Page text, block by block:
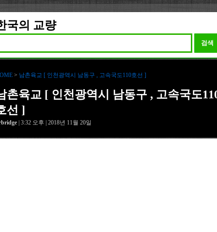
국의 교량
검색
> 남촌육교 [ 인천광역시 남동구 , 고속국도110호선 ]
촌육교 [ 인천광역시 남동구 , 고속국도
선 ]
| 3:32 오후 | 2018년 11월 20일